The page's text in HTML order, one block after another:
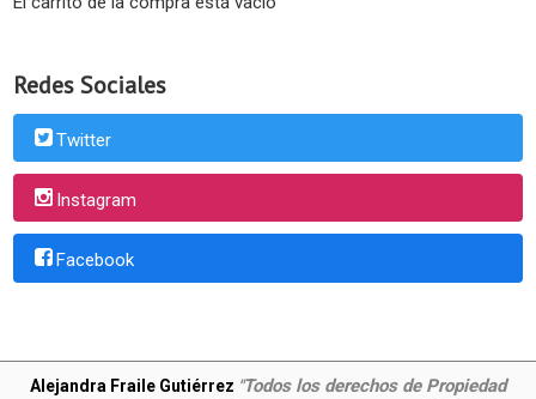
Redes Sociales
Twitter
Instagram
Facebook
Alejandra Fraile Gutiérrez "Todos los derechos de Propiedad